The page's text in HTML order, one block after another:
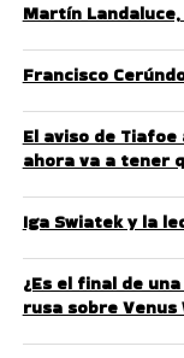
Martín
Francisco
El aviso de
ahora va a tener
Iga Swiatek y la
¿Es el final de
rusa sobre Venus